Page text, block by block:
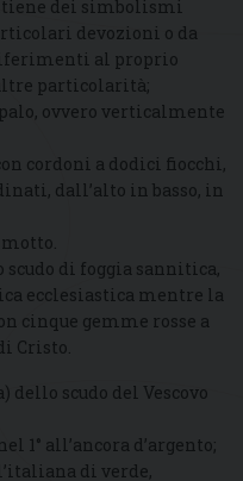
dei simbolismi
devozioni o da
al proprio
particolarità;
ovvero verticalmente
cordoni a dodici fiocchi,
dall’alto in basso, in
scudo di foggia sannitica,
ecclesiastica mentre la
cinque gemme rosse a
Cristo.
scudo del Vescovo
1° all’ancora d’argento;
di verde,